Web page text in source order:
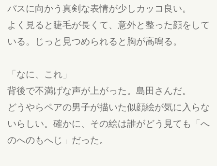
パスに向かう真剣な表情が少しカッコ良い。
よく見ると睫毛が長くて、意外と整った顔をして
いる。じっと見つめられると胸が高鳴る。
「なに、これ」
背後で不満げな声が上がった。島田さんだ。
どうやらペアの男子が描いた似顔絵が気に入らな
いらしい。確かに、その絵は誰がどう見ても「へ
のへのもへじ」だった。